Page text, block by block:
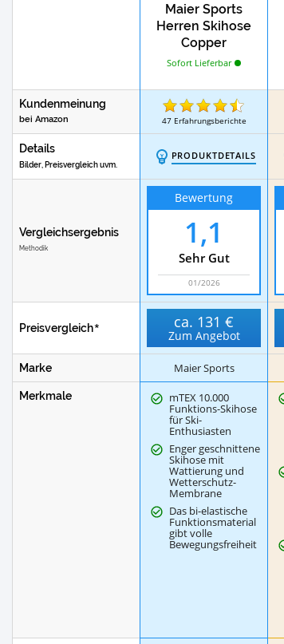
Maier Sports
Herren Skihose
Copper
Sofort Lieferbar
Kundenmeinung
bei Amazon 47 Erfahrungsberichte
Details
Bilder, Preisvergleich uvm.
PRODUKTDETAILS
Vergleichsergebnis
Methodik
Bewertung
1,1
Sehr Gut
01/2026
Preisvergleich ca. 131 €
Zum Angebot
Marke Maier Sports
Merkmale mTEX 10.000
Funktions-Skihose
für Ski-
Enthusiasten
Enger geschnittene
Skihose mit
Wattierung und
Wetterschutz-
Membrane
Das bi-elastische
Funktionsmaterial
gibt volle
Bewegungsfreiheit